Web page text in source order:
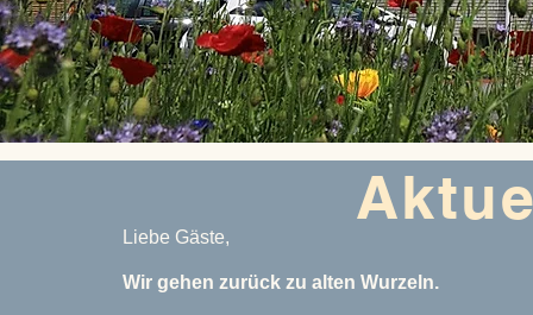
Liebe Gäste,
Wir gehen zurück zu alten Wurzeln.